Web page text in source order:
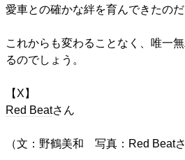
愛車との確かな絆を育んできたのだ
これからも変わることなく、唯一
るのでしょう。
【X】
Red Beatさん
（文：野鶴美和 写真：Red Beatさ